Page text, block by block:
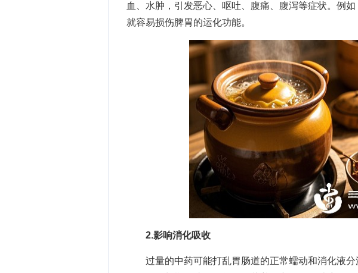
血、水肿，引发恶心、呕吐、腹痛、腹泻等症状。例
就容易损伤脾胃的运化功能。
2.影响消化吸收
过量的中药可能打乱胃肠道的正常蠕动和消化液分